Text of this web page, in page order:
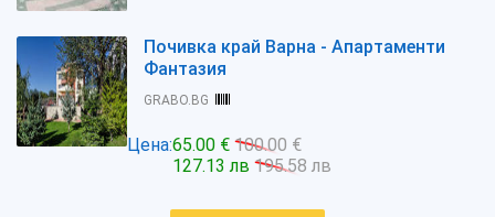
Почивка край Варна - Апартаменти
Фантазия
GRABO.BG
Цена:65.00 € 100.00 €
127.13 лв 195.58 лв